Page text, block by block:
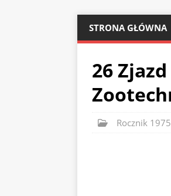
STRONA GŁÓWNA
26
Rocznik